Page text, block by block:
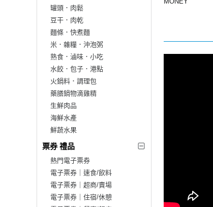
罐頭．肉鬆
豆干．肉乾
麵條．快煮麵
米．雜糧．沖泡粥
熟食．滷味．小吃
水餃．包子．港點
火鍋料．調理包
藥膳鍋物滴雞精
生鮮肉品
海鮮水產
鮮蔬水果
票券 禮品
熱門電子票券
電子票券｜速食/飲料
電子票券｜超商/賣場
電子票券｜住宿/休憩